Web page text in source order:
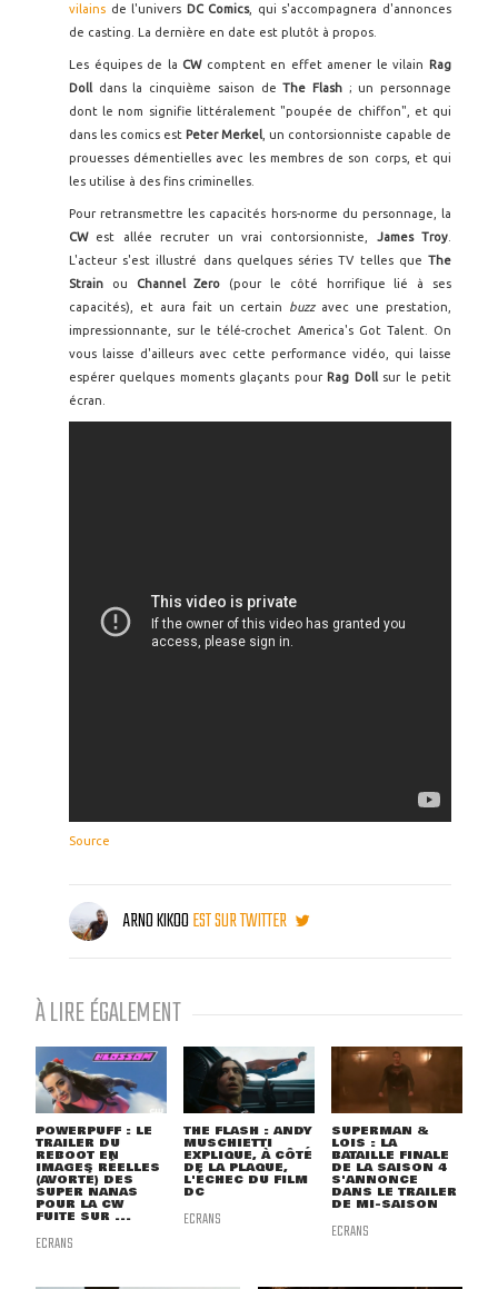
vilains de l'univers DC Comics, qui s'accompagnera d'annonces
de casting. La dernière en date est plutôt à propos.
Les équipes de la CW comptent en effet amener le vilain Rag
Doll dans la cinquième saison deThe Flash; un personnage
dont le nom signifie littéralement "poupée de chiffon", et qui
dans les comics est Peter Merkel , un contorsionniste capable de
prouesses démentielles avec les membres de son corps, et qui
les utilise à des fins criminelles.
Pour retransmettre les capacités hors-norme du personnage, la
CW est allée recruter un vrai contorsionniste, James Troy
L'acteur s'est illustré dans quelques séries TV telles que The
Strain ou Channel Zero (pour le côté horrifique lié à ses
capacités), et aura fait un certain buzzavec une prestation,
impressionnante, sur le télé-crochet America's Got Talent. On
vous laisse d'ailleurs avec cette performance vidéo, qui laisse
espérer quelques moments glaçants pour Rag Doll sur le petit
écran.
Source
ARNO KIKOOEST SUR TWITTER
À LIRE ÉGALEMENT
POWERPUFF : LE
TRAILER DU
REBOOT EN
IMAGES RÉELLES
(AVORTÉ) DES
SUPER NANAS
POUR LA CW
FUITE SUR ...
ECRANS
THE FLASH : ANDY
MUSCHIETTI
EXPLIQUE, À CÔTÉ
DE LA PLAQUE,
L'ÉCHEC DU FILM
DC
ECRANS
SUPERMAN &
LOIS : LA
BATAILLE FINALE
DE LA SAISON 4
S'ANNONCE
DANS LE TRAILER
DE MI-SAISON
ECRANS